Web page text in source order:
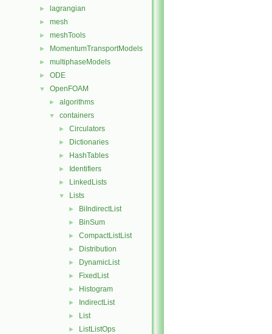
► lagrangian
► mesh
► meshTools
► MomentumTransportModels
► multiphaseModels
► ODE
▼ OpenFOAM
► algorithms
▼ containers
► Circulators
► Dictionaries
► HashTables
► Identifiers
► LinkedLists
▼ Lists
► BiIndirectList
► BinSum
► CompactListList
► Distribution
► DynamicList
► FixedList
► Histogram
► IndirectList
► List
► ListListOps